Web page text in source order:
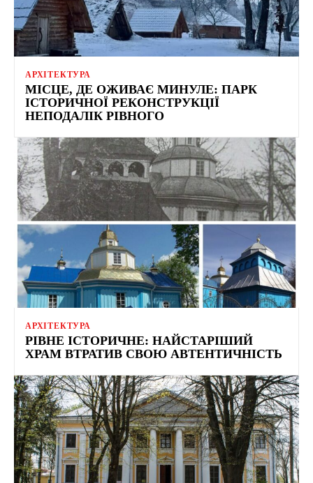
АРХІТЕКТУРА
МІСЦЕ, ДЕ ОЖИВАЄ МИНУЛЕ: ПАРК
ІСТОРИЧНОЇ РЕКОНСТРУКЦІЇ
НЕПОДАЛІК РІВНОГО
АРХІТЕКТУРА
РІВНЕ ІСТОРИЧНЕ: НАЙСТАРІШИЙ
ХРАМ ВТРАТИВ СВОЮ АВТЕНТИЧНІСТЬ